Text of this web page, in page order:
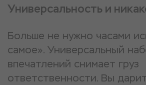
Универсальность и
Больше не нужно часами
самое». Универсальный
впечатлений снимает груз
ответственности. Вы